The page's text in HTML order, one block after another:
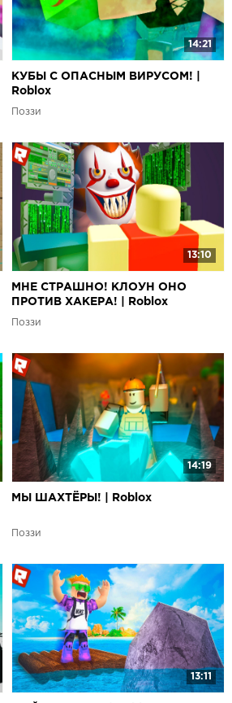
14:21
КУБЫ С ОПАСНЫМ ВИРУСОМ! |
Roblox
Поззи
13:10
МНЕ СТРАШНО! КЛОУН ОНО
ПРОТИВ ХАКЕРА! | Roblox
Поззи
14:19
МЫ ШАХТЁРЫ! | Roblox
Поззи
13:11